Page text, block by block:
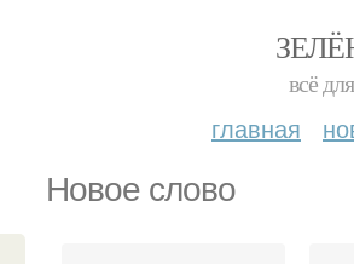
всё
главная
Новое слово